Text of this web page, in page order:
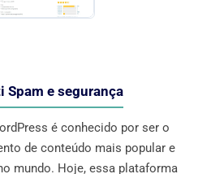
Spam e segurança
é conhecido por ser o
de conteúdo mais popular e
mundo. Hoje, essa plataforma